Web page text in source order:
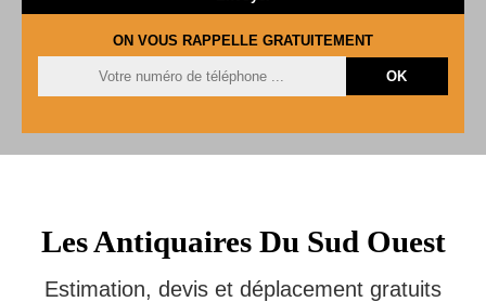
ON VOUS RAPPELLE GRATUITEMENT
Les Antiquaires Du Sud Ouest
Estimation, devis et déplacement gratuits